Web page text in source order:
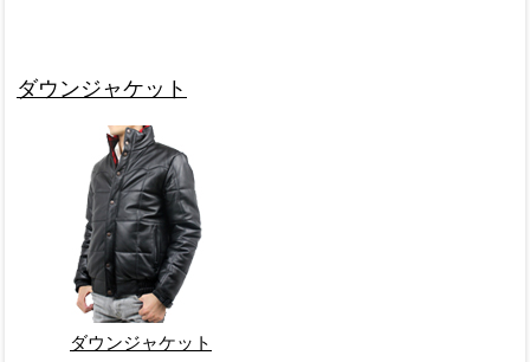
ダウンジャケット
ダウンジャケット